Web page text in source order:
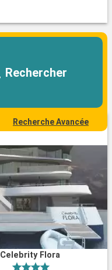
Rechercher
Recherche Avancée
Celebrity Flora